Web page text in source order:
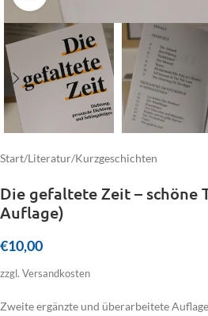
Start/Literatur/Kurzgeschichten
Die gefaltete Zeit – schöne
Auflage)
€10,00
zzgl. Versandkosten
Zweite ergänzte und überarbeitete